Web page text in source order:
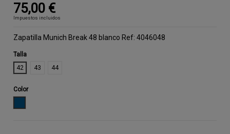
75,00 €
Impuestos incluidos
Zapatilla Munich Break 48 blanco Ref: 4046048
Talla
42
43 44
Color